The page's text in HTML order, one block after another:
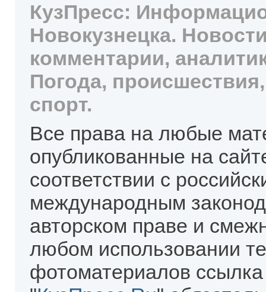
КузПресс:
Новокузнецка.
комментарии,
Погода,
спорт.
Все права на любые
опубликованные на
соответствии с
международным
авторском праве и
любом использовании
фотоматериалов